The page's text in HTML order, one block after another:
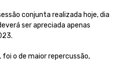
conjunta realizada hoje, dia
ser apreciada apenas
foi o de maior repercussão,